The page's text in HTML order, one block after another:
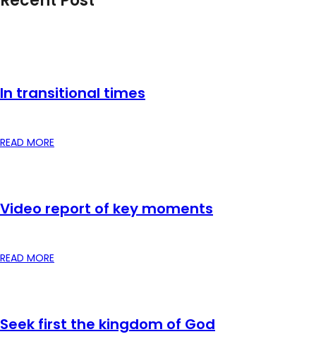
In transitional times
READ MORE
Video report of key moments
READ MORE
Seek first the kingdom of God